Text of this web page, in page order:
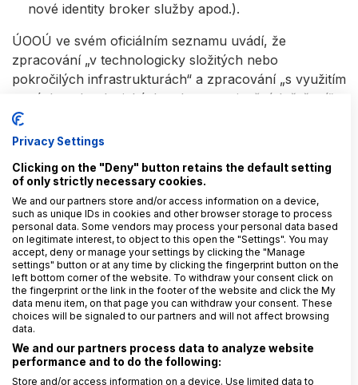
nové identity broker služby apod.).
ÚOOÚ ve svém oficiálním seznamu uvádí, že
zpracování „v technologicky složitých nebo
pokročilých infrastrukturách“ a zpracování „s využitím
nových technologických nebo organizačních řešení“
patří mezi
seznam“).
Praktický postup (stručný checklist
Zapojte odpovědné osoby (DPO/odpovědný za
ochranu osobních údajů, bezpečnost, právník)od
začátku.
Vyhodnoťte, zda stačíDPA, nebo je potřebaDPIA
(podle povahy, rozsahu, technologií a rizik).
U DPIA zdokumentujte
nezbytnost/přiměřenost, rizika, mitigace.
Opatřeníimplementujte a přezkoumávejte
Privacy Settings
Clicking on the "Deny" button retains the default setting
of only strictly necessary cookies.
We and our partners store and/or access information on a device,
such as unique IDs in cookies and other browser storage to process
personal data. Some vendors may process your personal data based
on legitimate interest, to object to this open the "Settings". You may
accept, deny or manage your settings by clicking the "Manage
settings" button or at any time by clicking the fingerprint button on the
left bottom corner of the website. To withdraw your consent click on
the fingerprint or the link in the footer of the website and click the My
data menu item, on that page you can withdraw your consent. These
choices will be signaled to our partners and will not affect browsing
data.
We and our partners process data to analyze website
performance and to do the following:
Store and/or access information on a device. Use limited data to